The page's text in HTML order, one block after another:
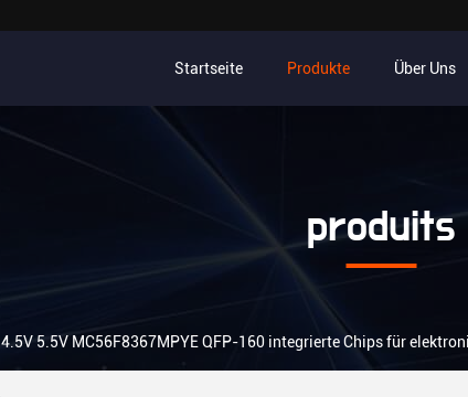
Startseite Produkte Über Uns
produits
4.5V 5.5V MC56F8367MPYE QFP-160 integrierte Chips für